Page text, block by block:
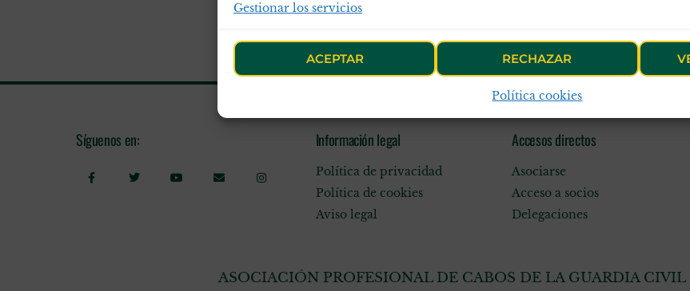
Gestionar los servicios
ACEPTAR RECHAZAR
Política cookies
Síguenos en: Información legal
Política de privacidad
Política de cookies
Aviso legal
Accesos directos
Asociarse
Acceso a socios
Delegaciones
ASOCIACIÓN PROFESIONAL DE CABOS DE LA GUARDIA CIVIL